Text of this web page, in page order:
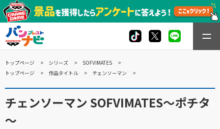
トップページ シリーズ
SOFVIMATES
トップページ
作品タイトル チェンソーマン
チェンソーマン SOFVIMATES～ポチタ
～